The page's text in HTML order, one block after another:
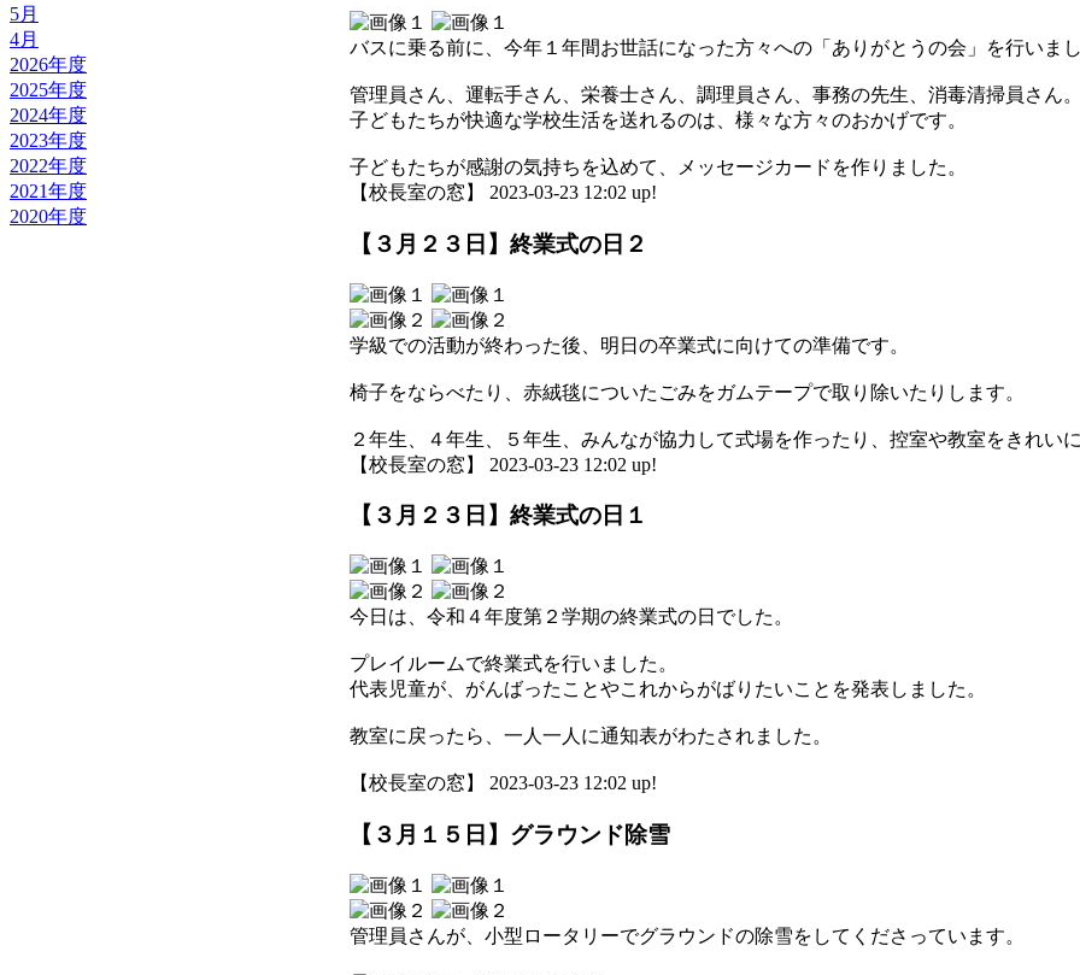
5月
4月
2026年度
2025年度
2024年度
2023年度
2022年度
2021年度
2020年度
バスに乗る前に、今年１年間お世話になった方々への「ありがとうの会」を行いまし
管理員さん、運転手さん、栄養士さん、調理員さん、事務の先生、消毒清掃員さん。
子どもたちが快適な学校生活を送れるのは、様々な方々のおかげです。
子どもたちが感謝の気持ちを込めて、メッセージカードを作りました。
【校長室の窓】 2023-03-23 12:02 up!
【３月２３日】終業式の日２
学級での活動が終わった後、明日の卒業式に向けての準備です。
椅子をならべたり、赤絨毯についたごみをガムテープで取り除いたりします。
２年生、４年生、５年生、みんなが協力して式場を作ったり、控室や教室をきれい
【校長室の窓】 2023-03-23 12:02 up!
【３月２３日】終業式の日１
今日は、令和４年度第２学期の終業式の日でした。
プレイルームで終業式を行いました。
代表児童が、がんばったことやこれからがばりたいことを発表しました。
教室に戻ったら、一人一人に通知表がわたされました。
【校長室の窓】 2023-03-23 12:02 up!
【３月１５日】グラウンド除雪
管理員さんが、小型ロータリーでグラウンドの除雪をしてくださっています。